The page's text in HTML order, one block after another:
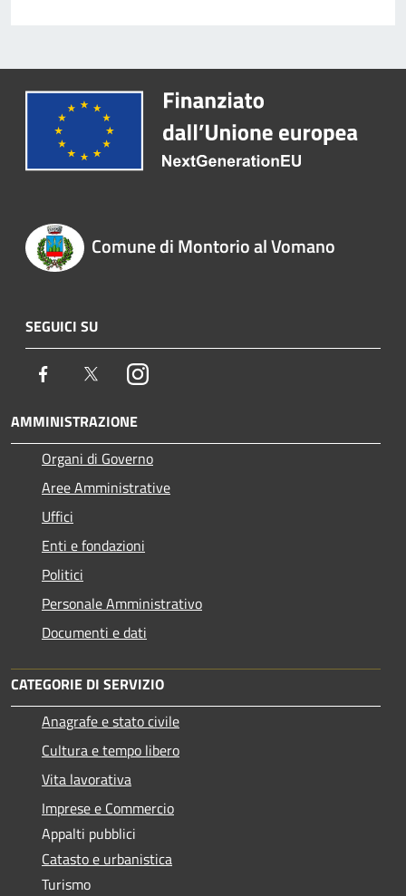
Comune di Montorio al Vomano
SEGUICI SU
Facebook TwitterInstagram
AMMINISTRAZIONE
Organi di Governo
Aree Amministrative
Uffici
Enti e fondazioni
Politici
Personale Amministrativo
Documenti e dati
CATEGORIE DI SERVIZIO
Anagrafe e stato civile
Cultura e tempo libero
Vita lavorativa
Imprese e Commercio
Appalti pubblici
Catasto e urbanistica
Turismo